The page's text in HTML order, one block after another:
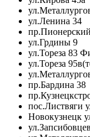
ул.Ленина 34
ул.Грдины 9
ул.Тореза 83
ул.Тореза
пр.Бардина 38
пос.Листвяги
Новокузнецк